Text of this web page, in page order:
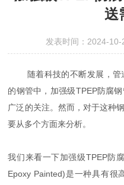
送
发表时间：2024-
随着科技的不断发展，
的钢管中，加强级TPEP防腐
广泛的关注。然而，对于这种
要从多个方面来分析。
我们来看一下加强级TPEP防
Epoxy Painted)是一种具有很